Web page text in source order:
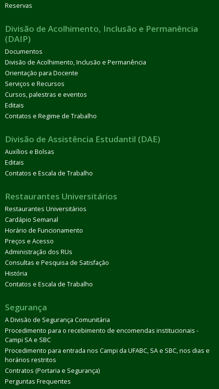
Reservas
Divisão de Acolhimento, Inclusão e Permanência
(DAIP)
Documentos
Divisão de Acolhimento, Inclusão e Permanência
Orientação para Docente
Serviços e Recursos
Cursos, palestras e eventos
Editais
Contatos e Regime de Trabalho
Divisão de Assistência Estudantil (DAE)
Auxílios e Bolsas
Editais
Contatos e Escala de Trabalho
Restaurantes Universitários
Restaurantes Universitários
Cardápio Semanal
Horário de Funcionamento
Preços e Acesso
Administração dos RUs
Consultas e Pesquisa de Satisfação
História
Contatos e Escala de Trabalho
Segurança
A Divisão de Segurança Comunitária
Procedimento para o recebimento de encomendas institucionais -
Campi SA e SBC
Procedimento para entrada nos Campi da UFABC, SA e SBC, nos dias e
horários restritos
Contratos (Portaria e Segurança)
Perguntas Frequentes